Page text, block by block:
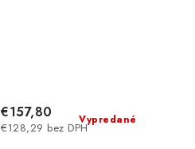
Vypredané
€128,29 bez DPH
€157,80